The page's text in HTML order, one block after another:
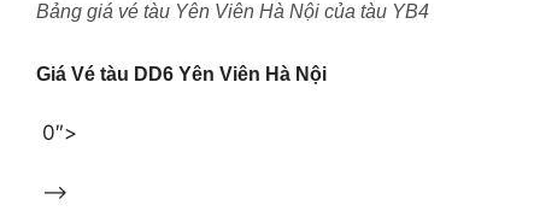
Bảng giá vé tàu Yên Viên Hà Nội của tàu YB4
Giá Vé tàu DD6 Yên Viên Hà Nội
0″>
–>